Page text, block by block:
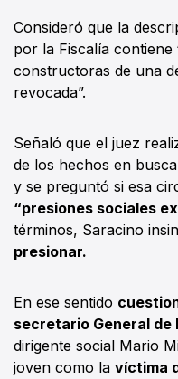
Consideró que la
por la Fiscalía contiene
constructoras de una
revocada”.
Señaló que el juez
de los hechos en
y se preguntó si esa
“presiones sociales
términos, Saracino
presionar.
En ese sentido
secretario General de
dirigente social Mario
joven como la víctima